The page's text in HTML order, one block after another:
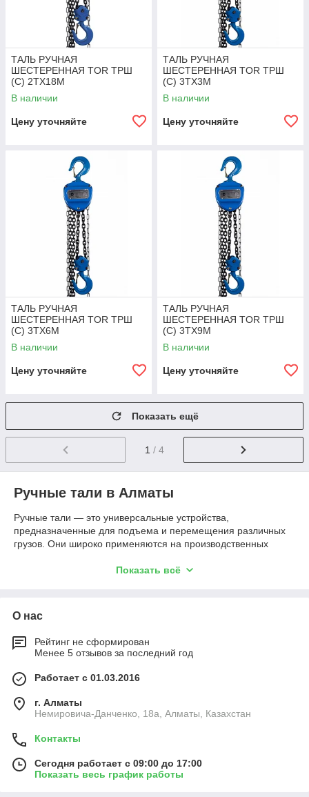
ТАЛЬ РУЧНАЯ
ШЕСТЕРЕННАЯ TOR ТРШ
(C) 2ТХ18М
В наличии
Цену уточняйте
ТАЛЬ РУЧНАЯ
ШЕСТЕРЕННАЯ TOR ТРШ
(C) 3ТХ3М
В наличии
Цену уточняйте
ТАЛЬ РУЧНАЯ
ШЕСТЕРЕННАЯ TOR ТРШ
(C) 3ТХ6М
В наличии
Цену уточняйте
ТАЛЬ РУЧНАЯ
ШЕСТЕРЕННАЯ TOR ТРШ
(C) 3ТХ9М
В наличии
Цену уточняйте
Показать ещё
1 / 4
Ручные тали в Алматы
Ручные тали — это универсальные устройства,
предназначенные для подъема и перемещения различных
грузов. Они широко применяются на производственных
облегчают трудовые процессы, повышая их безопасность и
Ручные тали представляют собой компактные механизмы,
работающие за счет физической силы оператора. Их
ключевое преимущество заключается в независимости от
источников питания, что делает их идеальными для
использования в местах без доступа к электричеству.
Шестеренные ручные тали
Преимущества шестеренных талей
Устройство и принцип работы
Показать всё
О нас
Рейтинг не сформирован
Менее 5 отзывов за последний год
Работает с 01.03.2016
г. Алматы
Немировича-Данченко, 18а, Алматы, Казахстан
Контакты
Сегодня работает с 09:00 до 17:00
Показать весь график работы